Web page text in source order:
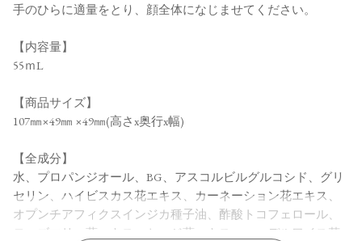
手のひらに適量をとり、顔全体になじませてください。
【内容量】
55ｍL
【商品サイズ】
107㎜×49㎜ ×49㎜(高さx奥行x幅)
【全成分】
水、プロパンジオール、BG、アスコルビルグルコシド、グリ
セリン、ハイビスカス花エキス、カーネーション花エキス、
オプンチアフィクスインジカ種子油、酢酸トコフェロール、
ローズマリー葉エキス、セージ葉エキス、エーデルワイス花